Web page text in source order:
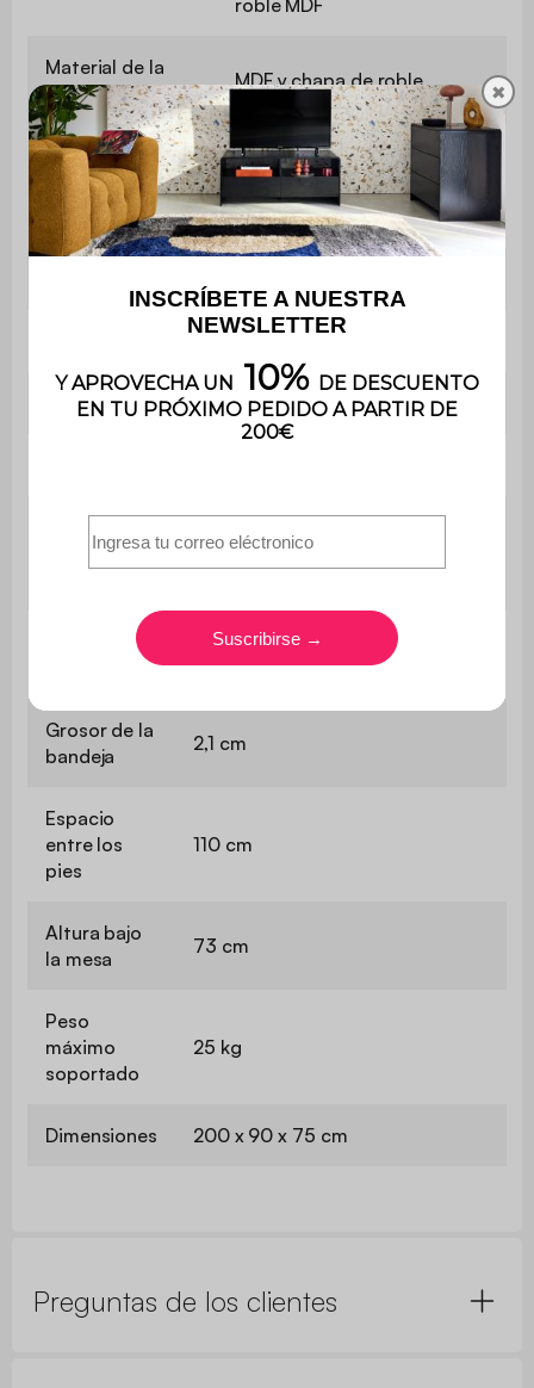
Material de la
superficie
MDF y chapa de roble
Patas
Lamas de MDF y madera de
caucho
Interior
Uso Uso doméstico solamente
Montaje
incluye un manual de
Longitud de
Grosor de la
bandeja
2,1 cm
Espacio
entre los
pies
110 cm
Altura bajo
la mesa
73 cm
Peso
máximo
soportado
25 kg
Dimensiones 200 x 90 x 75 cm
Preguntas de los clientes
✖